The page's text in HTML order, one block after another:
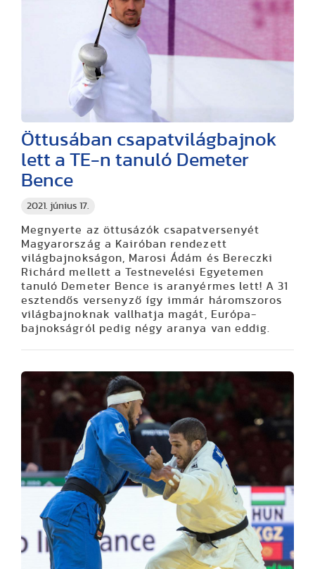
2021. június 17.
Öttusában csapatvilágbajnok
lett a TE-n tanuló Demeter
Bence
Megnyerte az öttusázók csapatversenyét
Magyarország a Kairóban rendezett
világbajnokságon, Marosi Ádám és Bereczki
Richárd mellett a Testnevelési Egyetemen
tanuló Demeter Bence is aranyérmes lett! A 31
esztendős versenyző így immár háromszoros
világbajnoknak vallhatja magát, Európa-
bajnokságról pedig négy aranya van eddig.